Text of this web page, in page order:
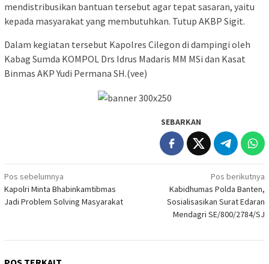
mendistribusikan bantuan tersebut agar tepat sasaran, yaitu
kepada masyarakat yang membutuhkan. Tutup AKBP Sigit.
Dalam kegiatan tersebut Kapolres Cilegon di dampingi oleh
Kabag Sumda KOMPOL Drs Idrus Madaris MM MSi dan Kasat
Binmas AKP Yudi Permana SH.(vee)
SEBARKAN
Navigasi
pos
Pos sebelumnya
Kapolri Minta Bhabinkamtibmas
Jadi Problem Solving Masyarakat
Pos berikutnya
Kabidhumas Polda Banten,
Sosialisasikan Surat Edaran
Mendagri SE/800/2784/SJ